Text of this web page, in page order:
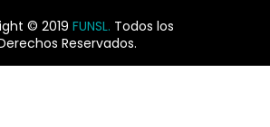
© 2019 FUNSL. Todos los
Reservados.